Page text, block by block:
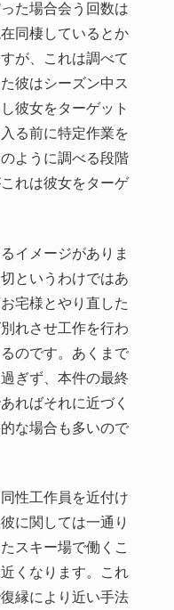
た場合会う回数は
同棲しているとか
が、これは調べて
彼はシーズン中ス
彼女をターゲット
る前に特定作業を
ように調べる段階
れは彼女をターゲ
イメージがありま
というわけではあ
宅様とやり直した
れさせ工作を行わ
のです。あくまで
ぎず、本件の最終
ればそれに近づく
な場合も多いので
性工作員を近付け
に関しては一通り
スキー場で働くこ
くなります。これ
縁により近い手法